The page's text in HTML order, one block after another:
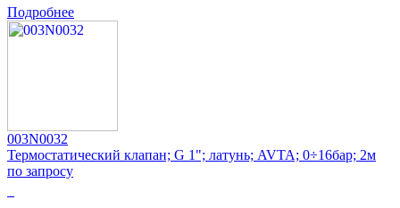
Подробнее
003N0032
Термостатический клапан; G 1"; латунь; AVTA; 0÷16бар; 2м
по запросу